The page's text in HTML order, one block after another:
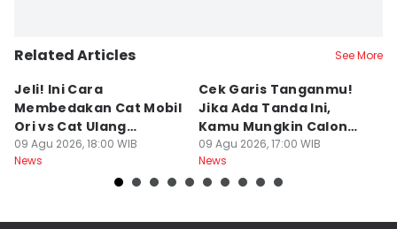
Related Articles See More
Jeli! Ini Cara
Membedakan Cat Mobil
Ori vs Cat Ulang
Oplosan saat Beli
kendaraan Bekas
09 Agu 2026, 18:00 WIB
News
Cek Garis Tanganmu!
Jika Ada Tanda Ini,
Kamu Mungkin Calon
Orang Sukses
09 Agu 2026, 17:00 WIB
News